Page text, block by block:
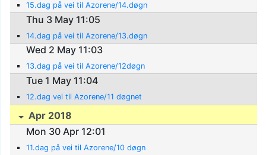
15.dag på vei til Azorene/14.døgn
Thu 3 May 11:05
14.dag på vei til Azorene/13.døgn
Wed 2 May 11:03
13.dag på vei til Azorene/12døgn
Tue 1 May 11:04
12.dag vei til Azorene/11 døgnet
Apr 2018
Mon 30 Apr 12:01
11.dag på vei til Azorene/10 døgn